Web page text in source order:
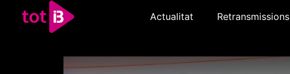
Actualitat Retransmissions